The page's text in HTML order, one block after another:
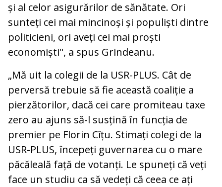
și al celor asigurărilor de sănătate. Ori
sunteți cei mai mincinoși și populiști dintre
politicieni, ori aveți cei mai proști
economiști", a spus Grindeanu.
„Mă uit la colegii de la USR-PLUS. Cât de
perversă trebuie să fie această coaliție a
pierzătorilor, dacă cei care promiteau taxe
zero au ajuns să-l susțină în funcția de
premier pe Florin Cîțu. Stimați colegi de la
USR-PLUS, începeți guvernarea cu o mare
păcăleală față de votanți. Le spuneți că veți
face un studiu ca să vedeți că ceea ce ați